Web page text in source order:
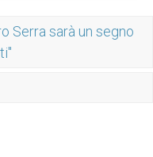
Serra sarà un segno